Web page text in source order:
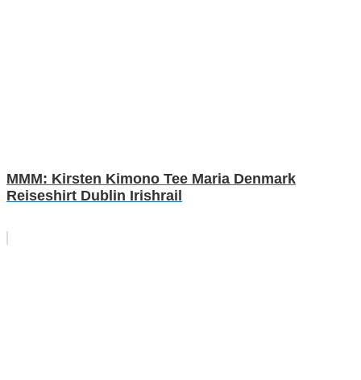
MMM: Kirsten Kimono Tee Maria Denmark
Reiseshirt Dublin Irishrail